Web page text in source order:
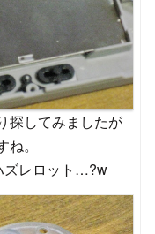
探してみましたが
。
ズレロット…?w